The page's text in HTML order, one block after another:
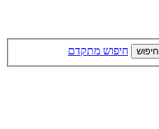
חיפוש חיפוש מתקדם